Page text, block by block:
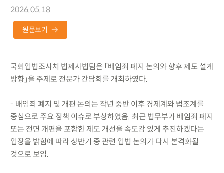
2026.05.18
원문보기
국회입법조사처 법제사법팀은 「배임죄 폐지 논의와 향후 제도 설계
방향」을 주제로 전문가 간담회를 개최하였다.
- 배임죄 폐지 및 개편 논의는 작년 중반 이후 경제계와 법조계를
중심으로 주요 정책 이슈로 부상하였음. 최근 법무부가 배임죄 폐지
또는 전면 개편을 포함한 제도 개선을 속도감 있게 추진하겠다는
입장을 밝힘에 따라 상반기 중 관련 입법 논의가 다시 본격화될
것으로 보임.